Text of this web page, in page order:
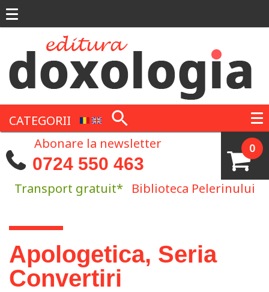
CATEGORII
0
Abonare la newsletter
0724 550 463
Transport gratuit* Biblioteca Pelerinului
Eşti aici
Apologetica, Seria
Convertiri